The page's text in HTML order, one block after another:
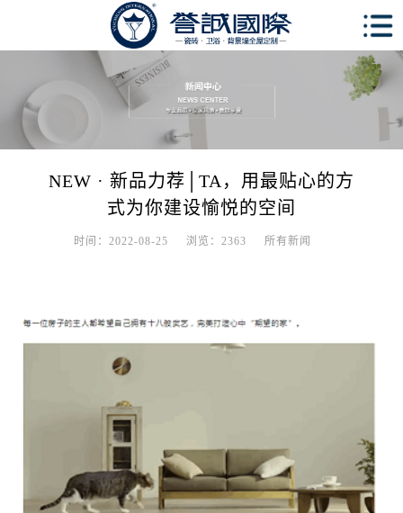
NEW · 新品力荐│TA，用最贴心的方
式为你建设愉悦的空间
时间：2022-08-25 浏览：2363 所有新闻